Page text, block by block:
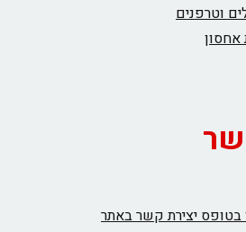
וטרפנים
יצירת קשר באתר